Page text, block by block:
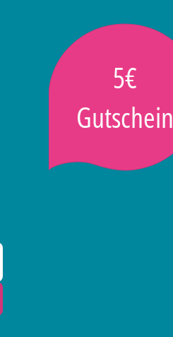
5€
Gutschein